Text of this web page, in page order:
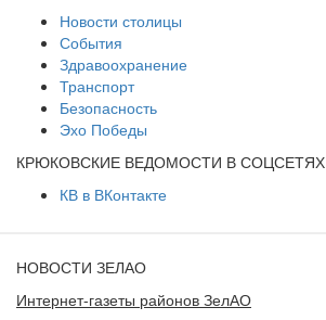
Новости столицы
События
Здравоохранение
Транспорт
Безопасность
Эхо Победы
КРЮКОВСКИЕ ВЕДОМОСТИ В СОЦСЕТЯХ
КВ в ВКонтакте
НОВОСТИ ЗЕЛАО
Интернет-газеты районов ЗелАО